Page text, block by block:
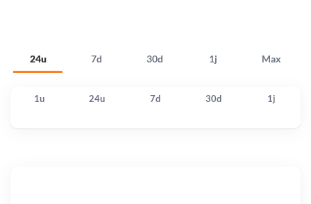
24u 7d 30d 1j Max
1u 24u 7d 30d 1j